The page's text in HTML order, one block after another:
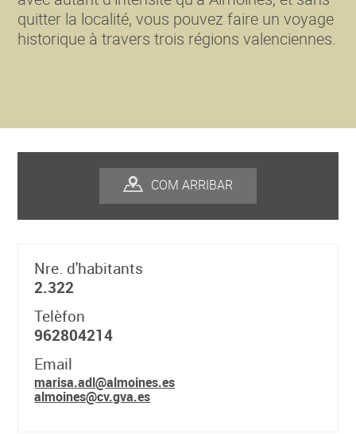
quitter la localité, vous pouvez faire un voyage
historique à travers trois régions valenciennes.
COM ARRIBAR
Nre. d'habitants
2.322
Telèfon
962804214
Email
marisa.adl@almoines.es
almoines@cv.gva.es